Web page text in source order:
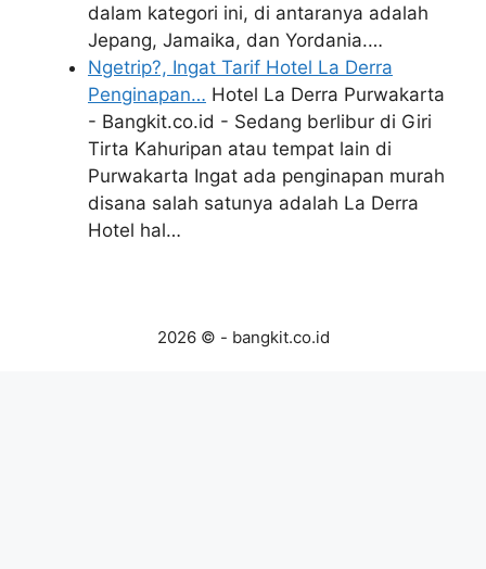
dalam kategori ini, di antaranya adalah
Jepang, Jamaika, dan Yordania.…
Ngetrip?, Ingat Tarif Hotel La Derra
Penginapan… Hotel La Derra Purwakarta
- Bangkit.co.id - Sedang berlibur di Giri
Tirta Kahuripan atau tempat lain di
Purwakarta Ingat ada penginapan murah
disana salah satunya adalah La Derra
Hotel hal…
2026 © - bangkit.co.id